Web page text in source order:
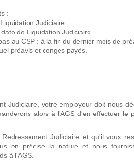
:
Judiciaire.
de Liquidation Judiciaire.
au CSP : à la fin du dernier mois de
préavis et congés payés.
Judiciaire, votre employeur doit nous
alors à l'AGS d'en effectuer le
Judiciaire et qu'il vous
en précise la nature et nous
à l'AGS.